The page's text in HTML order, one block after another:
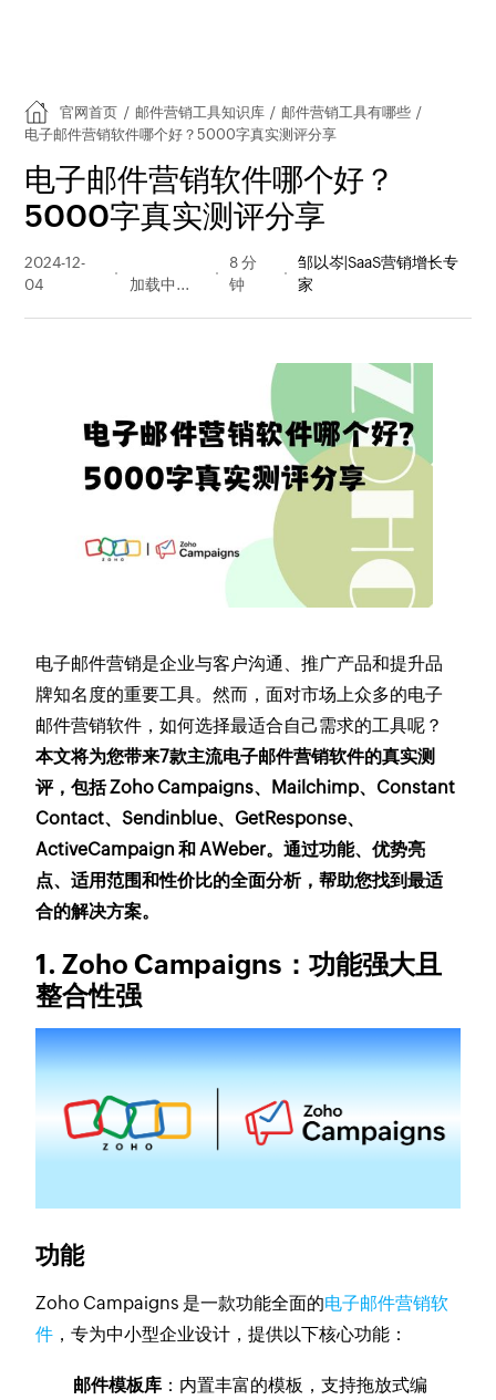
官网首页 / 邮件营销工具知识库 / 邮件营销工具有哪些 /
电子邮件营销软件哪个好？5000字真实测评分享
电子邮件营销软件哪个好？
5000字真实测评分享
2024-12-
04
量
8 分
钟
邹以岑|SaaS营销增长专
家
电子邮件营销是企业与客户沟通、推广产品和提升品
牌知名度的重要工具。然而，面对市场上众多的电子
邮件营销软件，如何选择最适合自己需求的工具呢？
本文将为您带来7款主流电子邮件营销软件的真实测
评，包括 Zoho Campaigns、Mailchimp、Constant
Contact、Sendinblue、GetResponse、
ActiveCampaign 和 AWeber。通过功能、优势亮
点、适用范围和性价比的全面分析，帮助您找到最适
合的解决方案。
1. Zoho Campaigns：功能强大且
整合性强
功能
Zoho Campaigns 是一款功能全面的电子邮件营销软
件 ，专为中小型企业设计，提供以下核心功能：
邮件模板库 ：内置丰富的模板，支持拖放式编